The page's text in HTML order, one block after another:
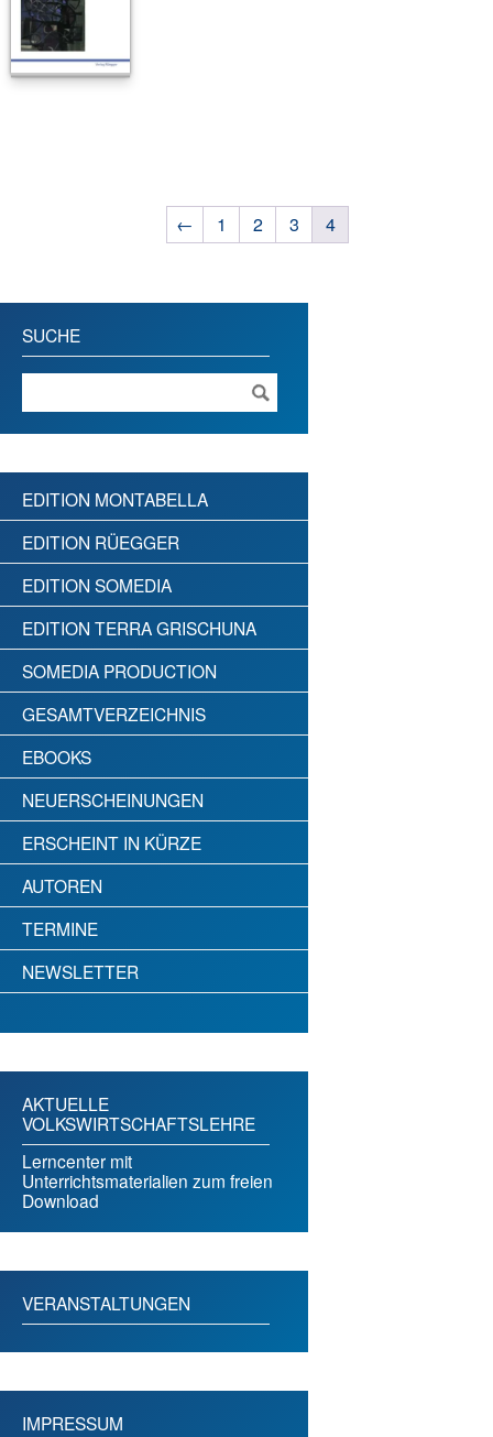
← 1 2 3 4
SUCHE
EDITION MONTABELLA
EDITION RÜEGGER
EDITION SOMEDIA
EDITION TERRA GRISCHUNA
SOMEDIA PRODUCTION
GESAMTVERZEICHNIS
EBOOKS
NEUERSCHEINUNGEN
ERSCHEINT IN KÜRZE
AUTOREN
TERMINE
NEWSLETTER
AKTUELLE
VOLKSWIRTSCHAFTSLEHRE
Lerncenter mit
Unterrichtsmaterialien zum freien
Download
VERANSTALTUNGEN
IMPRESSUM